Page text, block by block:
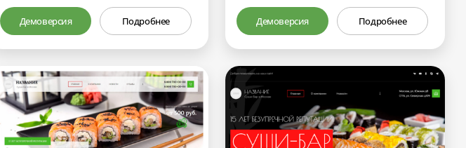
Демоверсия Подробнее Демоверсия Подробнее